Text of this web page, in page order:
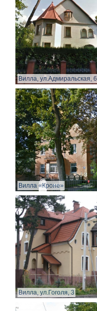
Вилла, ул.Адмиральская, 6
Вилла «Кроне»
Вилла, ул.Гоголя, 3